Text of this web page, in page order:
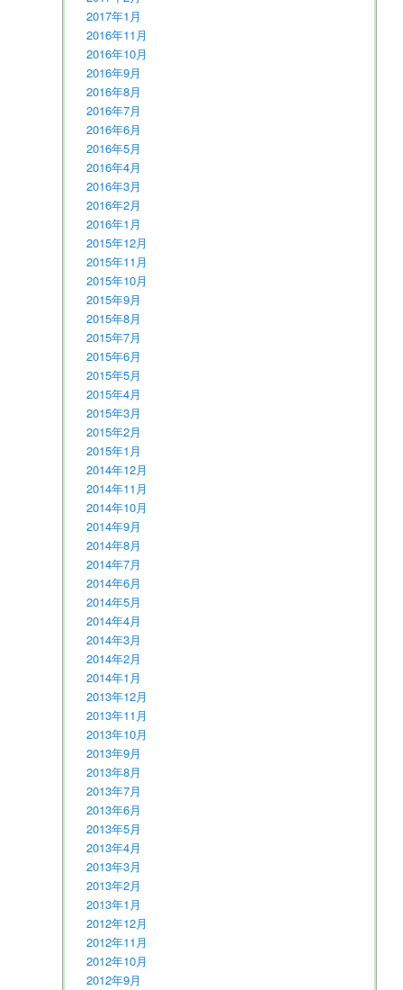
2017年1月
2016年11月
2016年10月
2016年9月
2016年8月
2016年7月
2016年6月
2016年5月
2016年4月
2016年3月
2016年2月
2016年1月
2015年12月
2015年11月
2015年10月
2015年9月
2015年8月
2015年7月
2015年6月
2015年5月
2015年4月
2015年3月
2015年2月
2015年1月
2014年12月
2014年11月
2014年10月
2014年9月
2014年8月
2014年7月
2014年6月
2014年5月
2014年4月
2014年3月
2014年2月
2014年1月
2013年12月
2013年11月
2013年10月
2013年9月
2013年8月
2013年7月
2013年6月
2013年5月
2013年4月
2013年3月
2013年2月
2013年1月
2012年12月
2012年11月
2012年10月
2012年9月